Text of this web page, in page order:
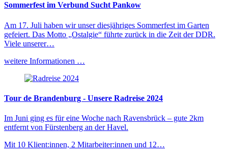
Sommerfest im Verbund Sucht Pankow
Am 17. Juli haben wir unser diesjähriges Sommerfest im Garten
gefeiert. Das Motto „Ostalgie“ führte zurück in die Zeit der DDR.
Viele unserer…
weitere Informationen …
Tour de Brandenburg - Unsere Radreise 2024
Im Juni ging es für eine Woche nach Ravensbrück – gute 2km
entfernt von Fürstenberg an der Havel.
Mit 10 Klient:innen, 2 Mitarbeiter:innen und 12…